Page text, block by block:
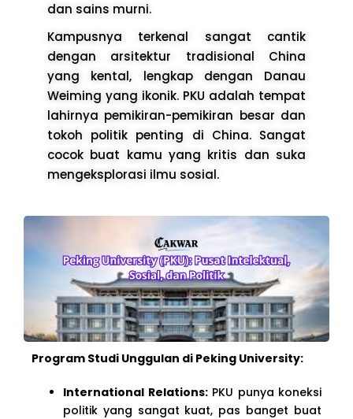
dan sains murni.
Kampusnya terkenal sangat cantik
dengan arsitektur tradisional China
yang kental, lengkap dengan Danau
Weiming yang ikonik. PKU adalah tempat
lahirnya pemikiran-pemikiran besar dan
tokoh politik penting di China. Sangat
cocok buat kamu yang kritis dan suka
mengeksplorasi ilmu sosial.
Program Studi Unggulan di Peking University:
International Relations:PKU punya koneksi
politik yang sangat kuat, pas banget buat